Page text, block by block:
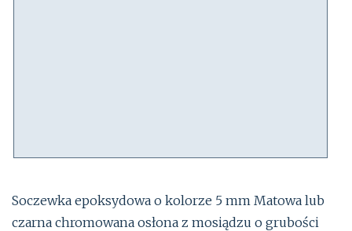
Soczewka epoksydowa o kolorze 5 mm Matowa lub
czarna chromowana osłona z mosiądzu o grubości